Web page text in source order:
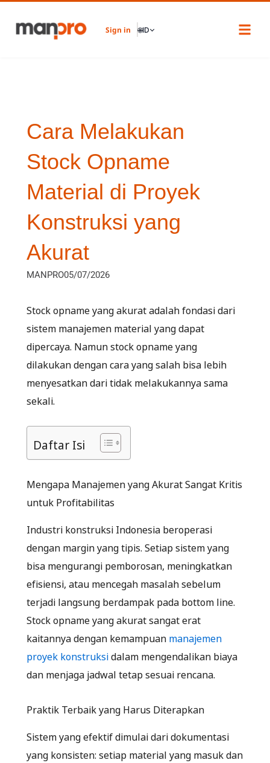
content
Sign in 🌐ID
Cara Melakukan
Stock Opname
Material di Proyek
Konstruksi yang
Akurat
MANPRO05/07/2026
Stock opname yang akurat adalah fondasi dari
sistem manajemen material yang dapat
dipercaya. Namun stock opname yang
dilakukan dengan cara yang salah bisa lebih
menyesatkan dari tidak melakukannya sama
sekali.
Daftar Isi
Mengapa Manajemen yang Akurat Sangat Kritis
untuk Profitabilitas
Industri konstruksi Indonesia beroperasi
dengan margin yang tipis. Setiap sistem yang
bisa mengurangi pemborosan, meningkatkan
efisiensi, atau mencegah masalah sebelum
terjadi langsung berdampak pada bottom line.
Stock opname yang akurat sangat erat
kaitannya dengan kemampuanmanajemen
proyek konstruksidalam mengendalikan biaya
dan menjaga jadwal tetap sesuai rencana.
Praktik Terbaik yang Harus Diterapkan
Sistem yang efektif dimulai dari dokumentasi
yang konsisten: setiap material yang masuk dan